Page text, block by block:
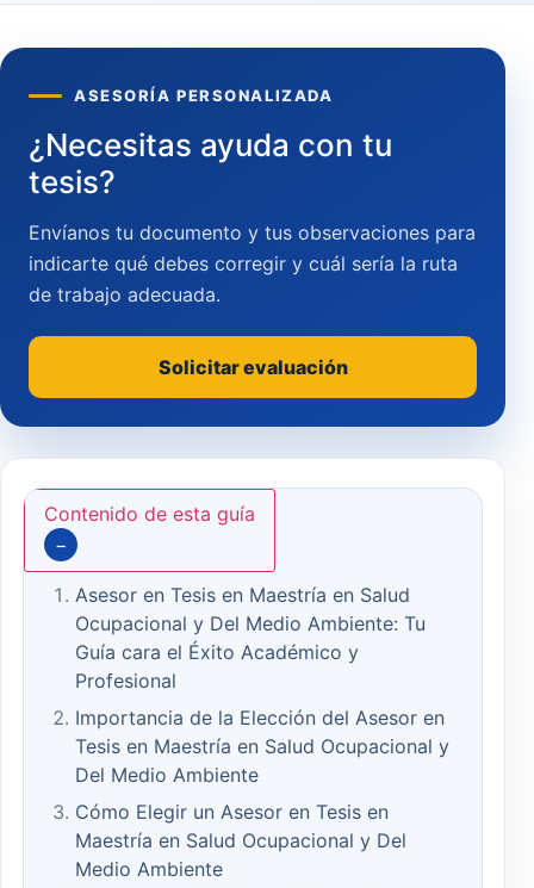
Contenido de esta guía
−
Asesor en Tesis en Maestría en Salud
Ocupacional y Del Medio Ambiente: Tu
Guía cara el Éxito Académico y
Profesional
Importancia de la Elección del Asesor en
Tesis en Maestría en Salud Ocupacional y
Del Medio Ambiente
Cómo Elegir un Asesor en Tesis en
Maestría en Salud Ocupacional y Del
Medio Ambiente
ASESORÍA PERSONALIZADA
¿Necesitas ayuda con tu
tesis?
Envíanos tu documento y tus observaciones para
indicarte qué debes corregir y cuál sería la ruta
de trabajo adecuada.
Solicitar evaluación